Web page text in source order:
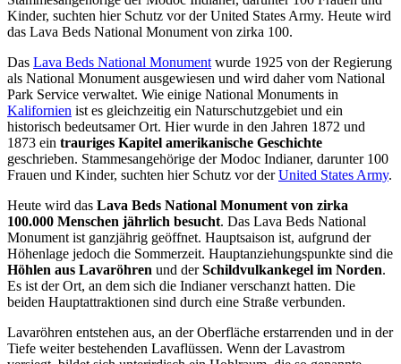
Kinder, suchten hier Schutz vor der United States Army. Heute wird
das Lava Beds National Monument von zirka 100.
Das Lava Beds National Monument wurde 1925 von der Regierung
als National Monument ausgewiesen und wird daher vom National
Park Service verwaltet. Wie einige National Monuments in
Kalifornien ist es gleichzeitig ein Naturschutzgebiet und ein
historisch bedeutsamer Ort. Hier wurde in den Jahren 1872 und
1873 ein trauriges Kapitel amerikanische Geschichte
geschrieben. Stammesangehörige der Modoc Indianer, darunter 100
Frauen und Kinder, suchten hier Schutz vor derUnited States Army.
Heute wird das Lava Beds National Monument von zirka
100.000 Menschen jährlich besucht. Das Lava Beds National
Monument ist ganzjährig geöffnet. Hauptsaison ist, aufgrund der
Höhenlage jedoch die Sommerzeit. Hauptanziehungspunkte sind die
Höhlen aus Lavaröhren und derSchildvulkankegel im Norden.
Es ist der Ort, an dem sich die Indianer verschanzt hatten. Die
beiden Hauptattraktionen sind durch eine Straße verbunden.
Lavaröhren entstehen aus, an der Oberfläche erstarrenden und in der
Tiefe weiter bestehenden Lavaflüssen. Wenn der Lavastrom